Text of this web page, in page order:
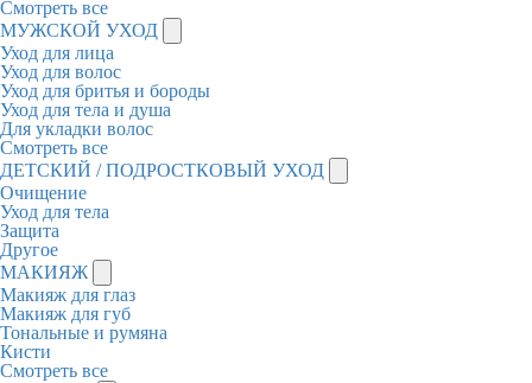
Смотреть все
МУЖСКОЙ УХОД
Уход для лица
Уход для волос
Уход для бритья и бороды
Уход для тела и душа
Для укладки волос
Смотреть все
ДЕТСКИЙ / ПОДРОСТКОВЫЙ УХОД
Очищение
Уход для тела
Защита
Другое
МАКИЯЖ
Макияж для глаз
Макияж для губ
Тональные и румяна
Кисти
Смотреть все